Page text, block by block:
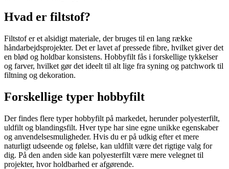
Hvad er filtstof?
Filtstof er et alsidigt materiale, der bruges til en lang række
håndarbejdsprojekter. Det er lavet af pressede fibre, hvilket giver det
en blød og holdbar konsistens. Hobbyfilt fås i forskellige tykkelser
og farver, hvilket gør det ideelt til alt lige fra syning og patchwork til
filtning og dekoration.
Forskellige typer hobbyfilt
Der findes flere typer hobbyfilt på markedet, herunder polyesterfilt,
uldfilt og blandingsfilt. Hver type har sine egne unikke egenskaber
og anvendelsesmuligheder. Hvis du er på udkig efter et mere
naturligt udseende og følelse, kan uldfilt være det rigtige valg for
dig. På den anden side kan polyesterfilt være mere velegnet til
projekter, hvor holdbarhed er afgørende.